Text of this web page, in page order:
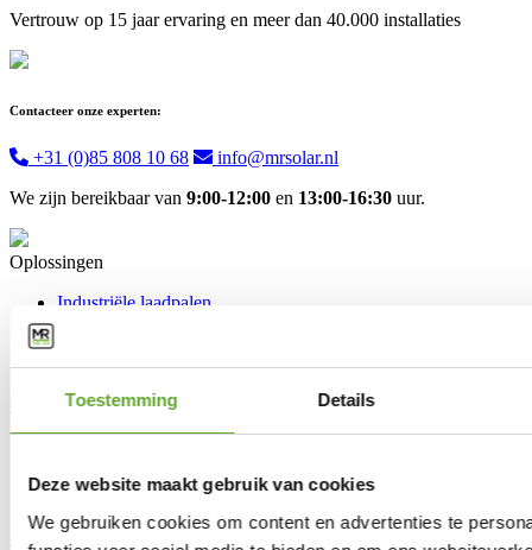
Toestemming Details
Deze website maakt gebruik van cookies
We gebruiken cookies om content en advertenties te
Vertrouw op 15 jaar ervaring en meer dan 40.000 installaties
Contacteer onze experten:
+31 (0)85 808 10 68
info@mrsolar.nl
We zijn bereikbaar van 9:00-12:00 en 13:00-16:30 uur.
Oplossingen
Industriële laadpalen
Energy Management System
Klantendienst
Onderhoud & garantie
Vraag advies aan